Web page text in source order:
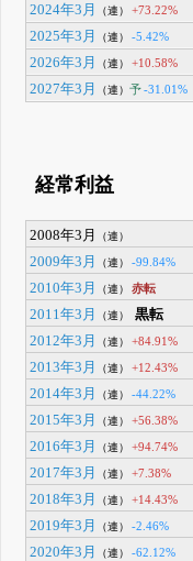
2024年3月
（連） +73.22%
2025年3月
（連） -5.42%
2026年3月
（連） +10.58%
2027年3月
（連）予-31.01%
経常利益
2008年3月 （連）
2009年3月
（連） -99.84%
2010年3月
（連） 赤転
2011年3月
（連） 黒転
2012年3月
（連） +84.91%
2013年3月
（連） +12.43%
2014年3月
（連） -44.22%
2015年3月
（連） +56.38%
2016年3月
（連） +94.74%
2017年3月
（連） +7.38%
2018年3月
（連） +14.43%
2019年3月
（連） -2.46%
2020年3月
（連） -62.12%